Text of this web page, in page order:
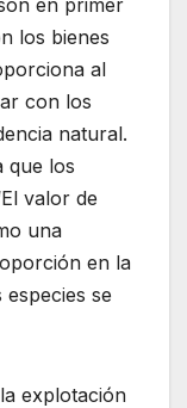
los bienes
al
con los
natural.
que los
valor de
una
en la
se
explotación